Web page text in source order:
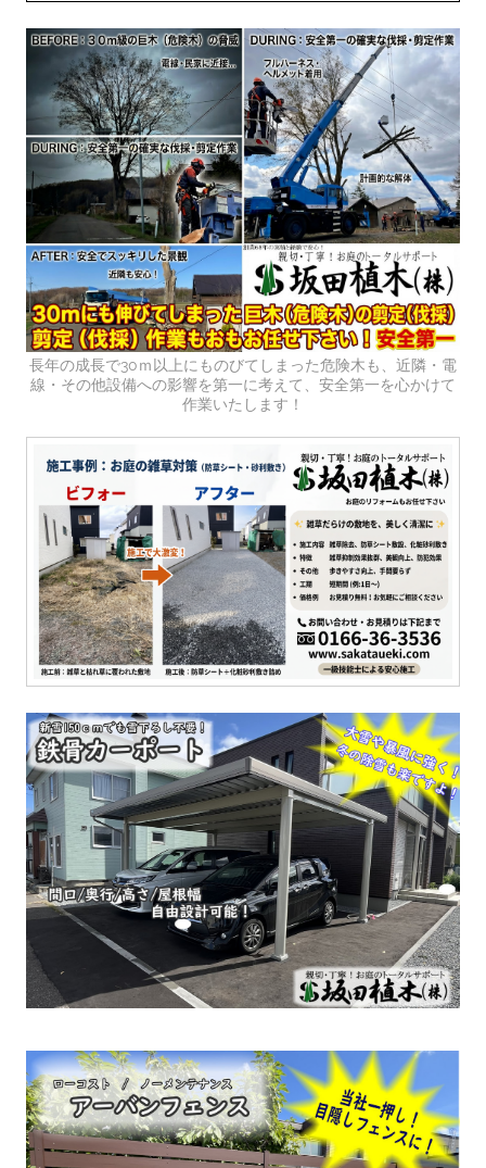
長年の成長で30ｍ以上にものびてしまった危険木も、近隣・電
線・その他設備への影響を第一に考えて、安全第一を心かけて
作業いたします！